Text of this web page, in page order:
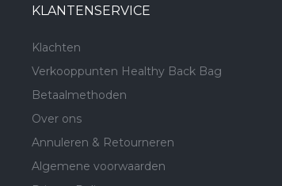
KLANTENSERVICE
Klachten
Verkooppunten Healthy Back Bag
Betaalmethoden
Over ons
Annuleren & Retourneren
Algemene voorwaarden